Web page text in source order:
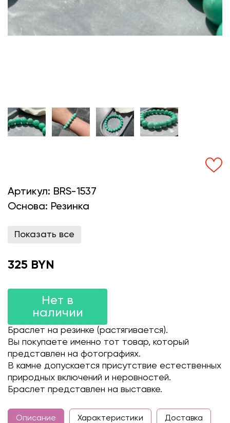
Артикул: BRS-1537
Основа: Резинка
Показать все
325 BYN
Нет в
наличии
Браслет на резинке (растягивается).
Вы покупаете именно тот товар, который
представлен на фотографиях.
В камне допускается присутствие естественных
природных включений и неровностей.
Браслет представлен на выставке.
Описание Характеристики Доставка